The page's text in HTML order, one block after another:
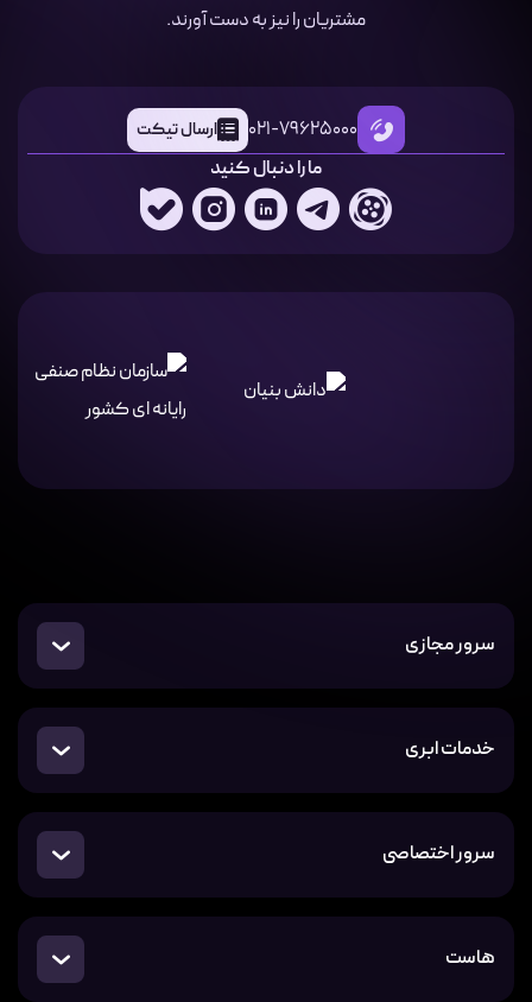
مشتریان را نیز به دست آورند.
021-79625000 ارسال تیکت
ما را دنبال کنید
سرور مجازی
خدمات ابری
سرور اختصاصی
هاست